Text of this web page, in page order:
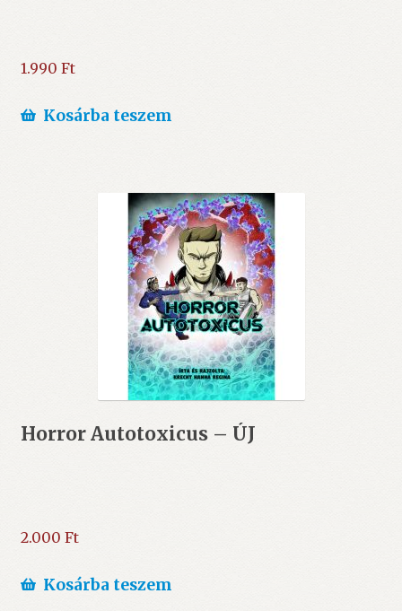
1.990 Ft
Kosárba teszem
Horror Autotoxicus – ÚJ
2.000 Ft
Kosárba teszem